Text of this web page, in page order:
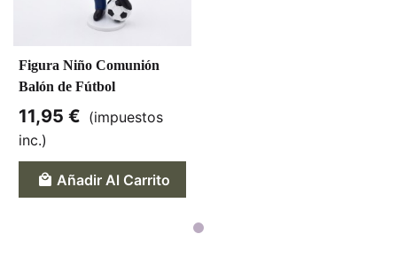
Figura Niño Comunión
Balón de Fútbol
11,95 € (impuestos
inc.)
Añadir Al Carrito